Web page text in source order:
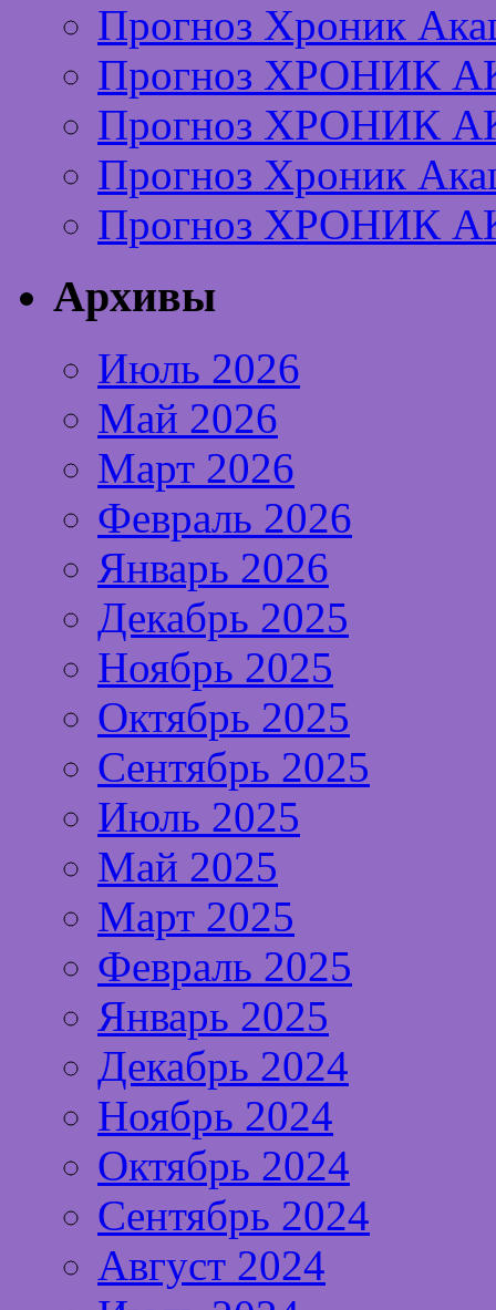
Прогноз Хроник
Прогноз ХРОНИК
Прогноз ХРОНИК
Прогноз Хроник
Прогноз ХРОНИК
Архивы
Июль 2026
Май 2026
Март 2026
Февраль 2026
Январь 2026
Декабрь 2025
Ноябрь 2025
Октябрь 2025
Сентябрь 2025
Июль 2025
Май 2025
Март 2025
Февраль 2025
Январь 2025
Декабрь 2024
Ноябрь 2024
Октябрь 2024
Сентябрь 2024
Август 2024